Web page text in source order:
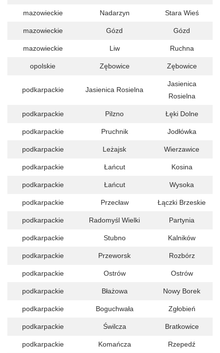
mazowieckie Nadarzyn Stara Wieś
mazowieckie Gózd Gózd
mazowieckie Liw Ruchna
opolskie Zębowice Zębowice
podkarpackie Jasienica Rosielna
Jasienica
Rosielna
podkarpackie Pilzno Łęki Dolne
podkarpackie Pruchnik Jodłówka
podkarpackie Leżajsk Wierzawice
podkarpackie Łańcut Kosina
podkarpackie Łańcut Wysoka
podkarpackie Przecław Łączki Brzeskie
podkarpackie Radomyśl Wielki Partynia
podkarpackie Stubno Kalników
podkarpackie Przeworsk Rozbórz
podkarpackie Ostrów Ostrów
podkarpackie Błażowa Nowy Borek
podkarpackie Boguchwała Zgłobień
podkarpackie Świlcza Bratkowice
podkarpackie Komańcza Rzepedź